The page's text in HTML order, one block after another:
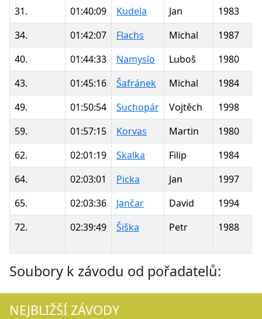
31.
01:40:09 Kudela Jan 1983
34.
01:42:07 Flachs Michal 1987
40.
01:44:33 Namyslo Luboš 1980
43.
01:45:16 Šafránek Michal 1984
49.
01:50:54 Suchopár Vojtěch 1998
59.
01:57:15 Korvas Martin 1980
62.
02:01:19 Skalka Filip
1984
64.
02:03:01 Picka Jan 1997
65.
02:03:36 Jančar David 1994
72.
02:39:49 Šiška Petr 1988
Soubory k závodu od pořadatelů:
NEJBLIŽŠÍ ZÁVODY